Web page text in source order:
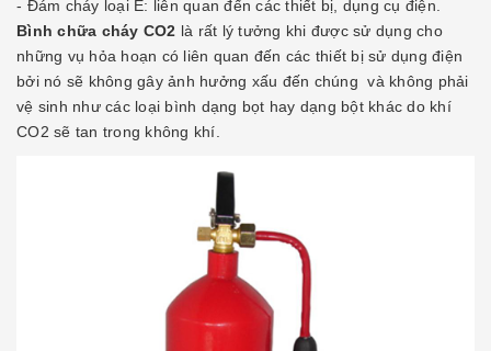
- Đám cháy loại E: liên quan đến các thiết bị, dụng cụ điện.
Bình chữa cháy CO2 là rất lý tưởng khi được sử dụng cho
những vụ hỏa hoạn có liên quan đến các thiết bị sử dụng điện
bởi nó sẽ không gây ảnh hưởng xấu đến chúng và không phải
vệ sinh như các loại bình dạng bọt hay dạng bột khác do khí
CO2 sẽ tan trong không khí.